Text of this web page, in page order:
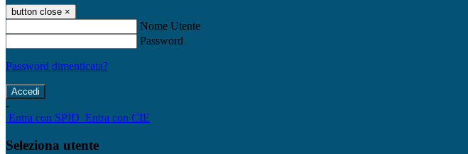
button close ×
Nome Utente
Password
Password dimenticata?
-
Entra con SPID Entra con CIE
Seleziona utente